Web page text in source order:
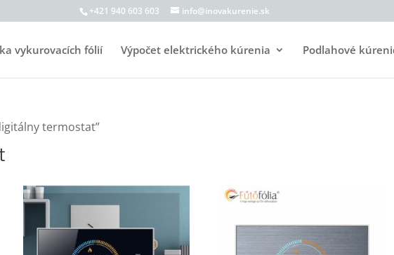
+421 940 603 603 info@inovakurenie.sk
vykurovacích fólií Výpočet elektrického kúrenia Podlahové
termostat”